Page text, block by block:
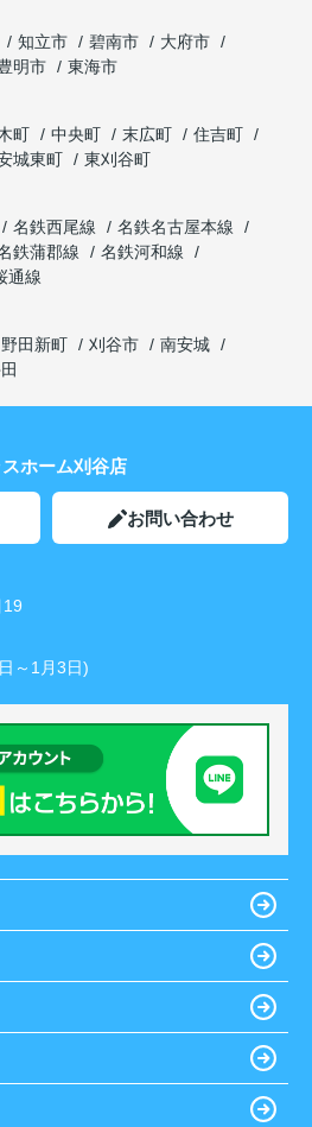
知立市 碧南市
大府市
明市
東海市
町 中央町 末広町
住吉町
城東町
東刈谷町
名鉄西尾線
名鉄名古屋本線
鉄蒲郡線
名鉄河和線
通線
野田新町 刈谷市
南安城
ホーム刈谷店
お問い合わせ
～1月3日)